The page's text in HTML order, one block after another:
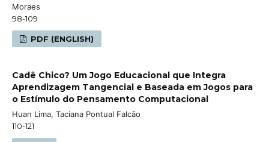
Moraes
98-109
PDF (ENGLISH)
Cadê Chico? Um Jogo Educacional que Integra
Aprendizagem Tangencial e Baseada em Jogos para
o Estímulo do Pensamento Computacional
Huan Lima, Taciana Pontual Falcão
110-121